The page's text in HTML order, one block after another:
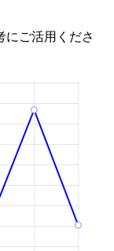
ご活用くださ